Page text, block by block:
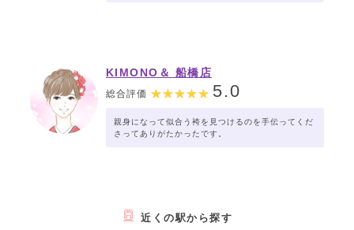
KIMONO＆ 船橋店
総合評価 5.0
親身になって似合う袴を見つけるのを手伝ってくだ
さってありがたかったです。
近くの駅から探す